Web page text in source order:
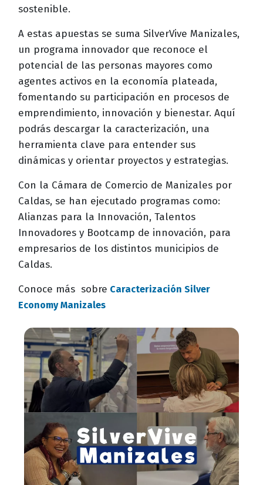
sostenible.
A estas apuestas se suma SilverVive Manizales,
un programa innovador que reconoce el
potencial de las personas mayores como
agentes activos en la economía plateada,
fomentando su participación en procesos de
emprendimiento, innovación y bienestar. Aquí
podrás descargar la caracterización, una
herramienta clave para entender sus
dinámicas y orientar proyectos y estrategias.
Con la Cámara de Comercio de Manizales por
Caldas, se han ejecutado programas como:
Alianzas para la Innovación, Talentos
Innovadores y Bootcamp de innovación, para
empresarios de los distintos municipios de
Caldas.
Conoce más sobre Caracterización Silver
Economy Manizales